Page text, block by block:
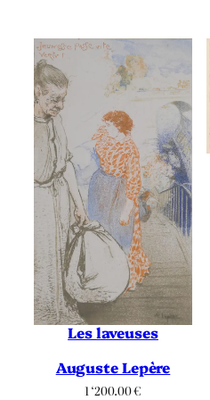
Les laveuses
Auguste Lepère
1 ‘200.00€